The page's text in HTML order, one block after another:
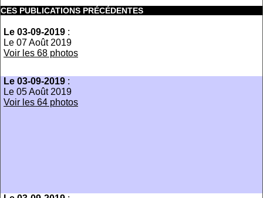
CES PUBLICATIONS PRÉCÉDENTES
Le 03-09-2019 :
Le 07 Août 2019
Voir les 68 photos
Le 03-09-2019 :
Le 05 Août 2019
Voir les 64 photos